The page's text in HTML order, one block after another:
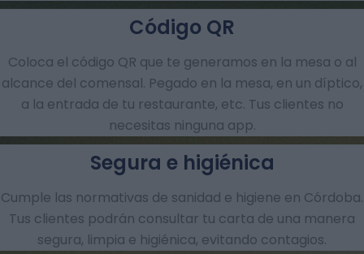
Coloca el código QR que te generamos en la mesa o al
alcance del comensal. Pegado en la mesa, en un díptico,
a la entrada de tu restaurante, etc. Tus clientes no
necesitas ninguna app.
Código QR
Cumple las normativas de sanidad e higiene en Córdoba.
Tus clientes podrán consultar tu carta de una manera
segura, limpia e higiénica, evitando contagios.
Segura e higiénica